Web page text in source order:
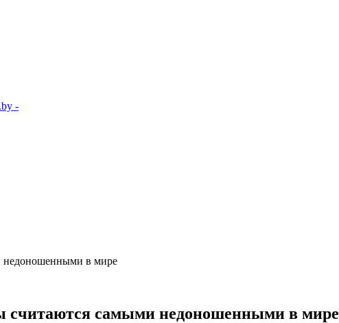
-
недоношенными в мире
самыми недоношенными в мире